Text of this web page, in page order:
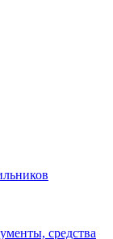
средства